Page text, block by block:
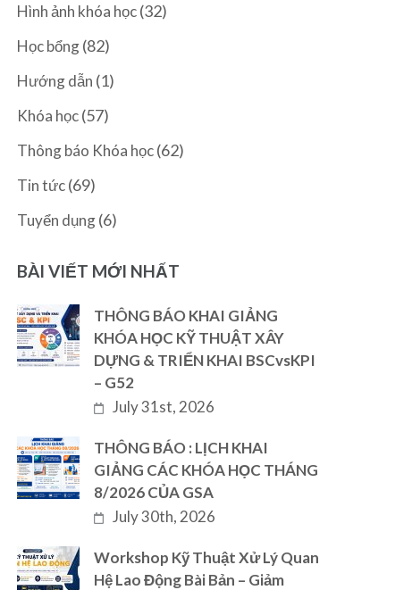
Hình ảnh khóa học(32)
Học bổng(82)
Hướng dẫn (1)
Khóa học(57)
Thông báo Khóa học(62)
Tin tức(69)
Tuyển dụng(6)
BÀI VIẾT MỚI NHẤT
THÔNG BÁO KHAI GIẢNG
KHÓA HỌC KỸ THUẬT XÂY
DỰNG & TRIỂN KHAI BSCvsKPI
– G52
July 31st, 2026
THÔNG BÁO : LỊCH KHAI
GIẢNG CÁC KHÓA HỌC THÁNG
8/2026 CỦA GSA
July 30th, 2026
Workshop Kỹ Thuật Xử Lý Quan
Hệ Lao Động Bài Bản – Giảm